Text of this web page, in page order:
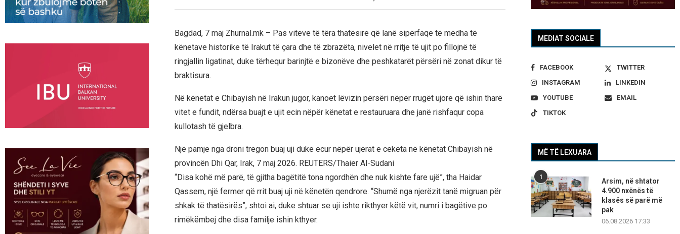
Bagdad, 7 maj Zhurnal.mk – Pas viteve të tëra thatësire që lanë sipërfaqe të mëdha të
kënetave historike të Irakut të çara dhe të zbrazëta, nivelet në rritje të ujit po fillojnë të
ringjallin ligatinat, duke tërhequr barinjtë e bizonëve dhe peshkatarët përsëri në zonat dikur të
braktisura.
Në kënetat e Chibayish në Irakun jugor, kanoet lëvizin përsëri nëpër rrugët ujore që ishin tharë
vitet e fundit, ndërsa buajt e ujit ecin nëpër kënetat e restauruara dhe janë rishfaqur copa
kullotash të gjelbra.
Një pamje nga droni tregon buaj uji duke ecur nëpër ujërat e cekëta në kënetat Chibayish në
provincën Dhi Qar, Irak, 7 maj 2026. REUTERS/Thaier Al-Sudani
“Disa kohë më parë, të gjitha bagëtitë tona ngordhën dhe nuk kishte fare ujë”, tha Haidar
Qassem, një fermer që rrit buaj uji në kënetën qendrore. “Shumë nga njerëzit tanë migruan për
shkak të thatësirës”, shtoi ai, duke shtuar se uji ishte rikthyer këtë vit, numri i bagëtive po
rimëkëmbej dhe disa familje ishin kthyer.
MEDIAT SOCIALE
FACEBOOK
TWITTER
INSTAGRAM
LINKEDIN
YOUTUBE
EMAIL
TIKTOK
MË TË LEXUARA
1
Arsim, në shtator
4.900 nxënës të
klasës së parë më
pak
06.08.2026 17:33